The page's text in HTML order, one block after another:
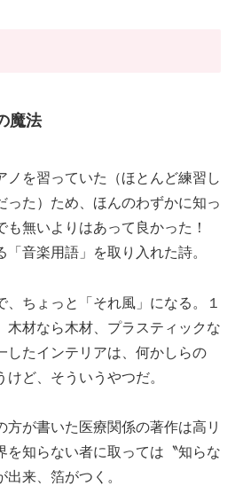
魔法
ノを習っていた（ほとんど練習し
った）ため、ほんのわずかに知っ
も無いよりはあって良かった！
音楽用語」を取り入れた詩。
ちょっと「それ風」になる。１
木材なら木材、プラスティックな
したインテリアは、何かしらの
けど、そういうやつだ。
方が書いた医療関係の著作は高リ
を知らない者に取っては〝知らな
来、箔がつく。